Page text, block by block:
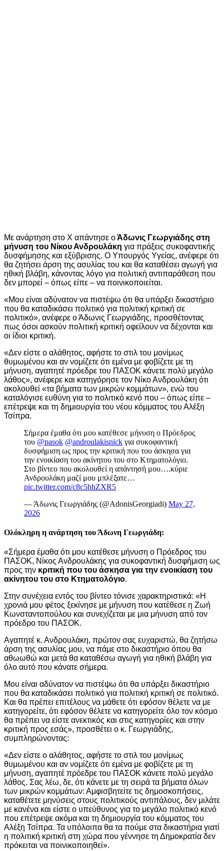
Με ανάρτηση στο Χ απάντησε οΆδωνις Γεωργιάδης στη
μήνυση του Νίκου Ανδρουλάκη για πράξεις συκοφαντικής
δυσφήμησης και εξύβρισης. Ο Yπουργός Yγείας, ανέφερε ότι
θα ζητήσει άρση της ασυλίας του και θα καταθέσει αγωγή για
ηθική βλάβη, κάνοντας λόγο για πολιτική αντιπαράθεση που
δεν μπορεί – όπως είπε – να ποινικοποιείται.
«Μου είναι αδύνατον να πιστέψω ότι θα υπάρξει δικαστήριο
που θα καταδικάσει πολιτικό για πολιτική κριτική σε
πολιτικό», ανέφερε ο Άδωνις Γεωργιάδης, προσθέτοντας
πως όσοι ασκούν πολιτική κριτική οφείλουν να δέχονται και
οι ίδιοι κριτική.
«Δεν είστε ο αλάθητος, αφήστε το στιλ του μονίμως
θυμωμένου και αν νομίζετε ότι εμένα με φοβίζετε με τη
μήνυση, αγαπητέ πρόεδρε του ΠΑΣΟΚ κάνετε πολύ μεγάλο
λάθος», ανέφερε και κατηγόρησε τον Νίκο Ανδρουλάκη ότι
ακολουθεί «τα βήματα των μικρών κομμάτων», ενώ του
καταλόγισε ευθύνη για το πολιτικό κενό που – όπως είπε –
επέτρεψε και τη δημιουργία του νέου κόμματος του Αλέξη
Τσίπρα.
Σήμερα έμαθα ότι μου κατέθεσε μήνυση ο Πρόεδρος
του @pasok @androulakisnick για συκοφαντική
δυσφήμιση ως προς την κριτική που του άσκησα για
την ενοικίαση του ακίνητου του στο Κτηματολόγιο.
Στο βίντεο που ακολουθεί η απάντησή μου….κύριε
Ανδρουλάκη μαζί μου μπλέξατε…
pic.twitter.com/c8c5hhZXR5
— Άδωνις Γεωργιάδης (@AdonisGeorgiadi) May 27,
2026
Ολόκληρη η ανάρτηση του Άδωνη Γεωργιάδη:
«Σήμερα έμαθα ότι μου κατέθεσε μήνυση ο Πρόεδρος του
ΠΑΣΟΚ, Νίκος Ανδρουλάκης για συκοφαντική δυσφήμιση ως
προς την κριτική που του άσκησα για την ενοικίαση του
ακίνητου του στο Κτηματολόγιο.
Στην συνέχεια εντός του βίντεο τόνισε χαρακτηριστικά: «Η
χρονιά μου φέτος ξεκίνησε με μήνυση που κατέθεσε η Ζωή
Κωνσταντοπούλου και συνεχίζεται με μια μήνυση από τον
πρόεδρο του ΠΑΣΟΚ.
Αγαπητέ κ. Ανδρουλάκη, πρώτον σας ευχαριστώ, θα ζητήσω
άρση της ασυλίας μου, να πάμε στο δικαστήριο όπου θα
αθωωθώ και μετά θα καταθέσω αγωγή για ηθική βλάβη για
όλο αυτό που κάνατε σήμερα.
Μου είναι αδύνατον να πιστέψω ότι θα υπάρξει δικαστήριο
που θα καταδικάσει πολιτικό για πολιτική κριτική σε πολιτικό.
Και θα πρέπει επιτέλους να μάθετε ότι εφόσον θέλετε να με
κατηγορείτε, ότι εφόσον θέλετε να κατηγορείτε όλο τον κόσμο
θα πρέπει να είστε ανεκτικός και στις κατηγορίες και στην
κριτική προς εσάς», προσθέτει ο κ. Γεωργιάδης,
συμπληρώνοντας:
«Δεν είστε ο αλάθητος, αφήστε το στιλ του μονίμως
θυμωμένου και αν νομίζετε ότι εμένα με φοβίζετε με τη
μήνυση, αγαπητέ πρόεδρε του ΠΑΣΟΚ κάνετε πολύ μεγάλο
λάθος. Σας λέω, δε, ότι κάνετε με τη σειρά τα βήματα όλων
των μικρών κομμάτων: Αμφισβητείτε τις δημοσκοπήσεις,
καταθέτετε μηνύσεις στους πολιτικούς αντιπάλους, δεν μιλάτε
με κανένα και είστε ο υπεύθυνος για το μεγάλο πολιτικό κενό
που επέτρεψε ακόμα και τη δημιουργία του κόμματος του
Αλέξη Τσίπρα. Τα υπόλοιπα θα τα πούμε στα δικαστήρια γιατί
η πολιτική κριτική στη χώρα που γέννησε τη Δημοκρατία δεν
πρόκειται να ποινικοποιηθεί».